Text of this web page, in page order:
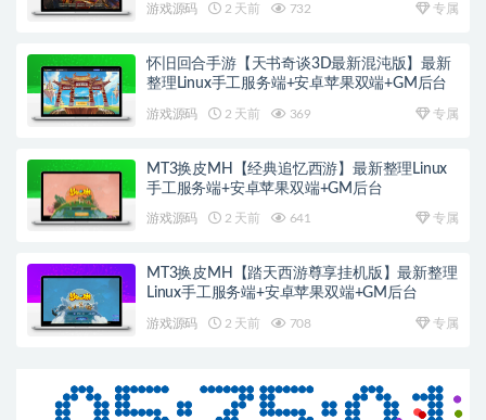
游戏源码 2 天前 732 专属
怀旧回合手游【天书奇谈3D最新混沌版】最新
整理Linux手工服务端+安卓苹果双端+GM后台
游戏源码 2 天前 369 专属
MT3换皮MH【经典追忆西游】最新整理Linux
手工服务端+安卓苹果双端+GM后台
游戏源码 2 天前 641 专属
MT3换皮MH【踏天西游尊享挂机版】最新整理
Linux手工服务端+安卓苹果双端+GM后台
游戏源码 2 天前 708 专属